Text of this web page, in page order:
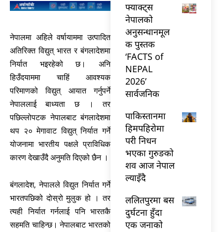
नेपालमा अहिले वर्षायाममा उत्पादित
अतिरिक्त विद्युत् भारत र बंगलादेशमा
निर्यात भइरहेको छ। अनि
हिउँदयाममा चाहिं आवश्यक
परिमाणको विद्युत् आयात गर्नुपर्ने
नेपाललाई बाध्यता छ । तर
पछिल्लोपटक नेपालबाट बंगलादेशमा
थप २० मेगावाट विद्युत् निर्यात गर्ने
योजनामा भारतीय पक्षले प्राविधिक
कारण देखाउँदै अनुमति दिएको छैन ।
बंगलादेश, नेपालले विद्युत निर्यात गर्ने
भारतपछिको दोस्रो मुलुक हो । तर
त्यही निर्यात गर्नलाई पनि भारतकै
सहमति चाहिन्छ। नेपालबाट भारतको
फ्याक्ट्स
नेपालको
अनुसन्धानमूल
क पुस्तक
‘FACTS of
NEPAL
2026’
सार्वजनिक
पाकिस्तानमा
हिमपहिरोमा
परी निधन
भएका गुरुङको
शव आज नेपाल
ल्याइँदै
ललितपुरमा बस
दुर्घटना हुँदा
एक जनाको